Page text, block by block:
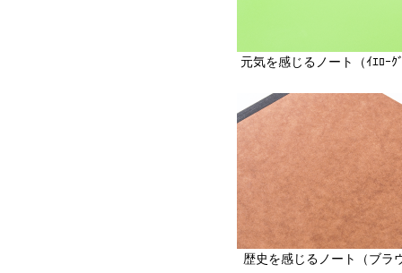
元気を感じるノート（ｲｴﾛｰｸ
歴史を感じるノート（ブラ